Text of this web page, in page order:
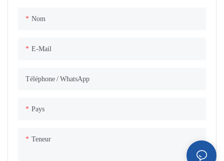
Nom
E-Mail
Téléphone / WhatsApp
Pays
Teneur